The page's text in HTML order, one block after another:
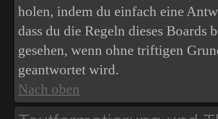
holen, indem du einfach eine
dass du die Regeln dieses Boards
gesehen, wenn ohne triftigen
geantwortet wird.
Nach oben